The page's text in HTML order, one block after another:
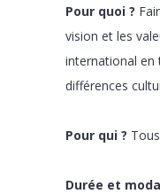
Pour quoi ?
vision et les
international en
différences
Pour qui ?
Durée et